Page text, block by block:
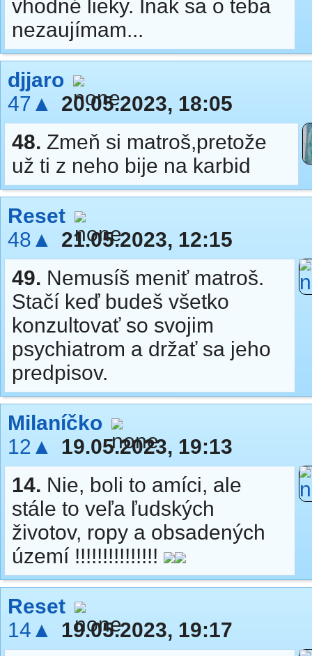
vhodné lieky. Inak sa o teba
nezaujímam...
djjaro
47▲
20.05.2023, 18:05
48. Zmeň si matroš,pretože
už ti z neho bije na karbid
Reset
48▲
21.05.2023, 12:15
49. Nemusíš meniť matroš.
Stačí keď budeš všetko
konzultovať so svojim
psychiatrom a držať sa jeho
predpisov.
Milaníčko
12▲
19.05.2023, 19:13
14. Nie, boli to amíci, ale
stále to veľa ľudských
životov, ropy a obsadených
území !!!!!!!!!!!!!!!
Reset
14▲
19.05.2023, 19:17